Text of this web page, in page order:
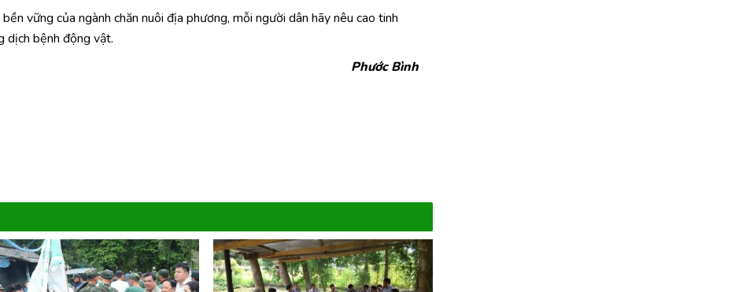
vững của ngành chăn nuôi địa phương, mỗi người dân hãy nêu cao tinh
dịch bệnh động vật.
Phước Bình